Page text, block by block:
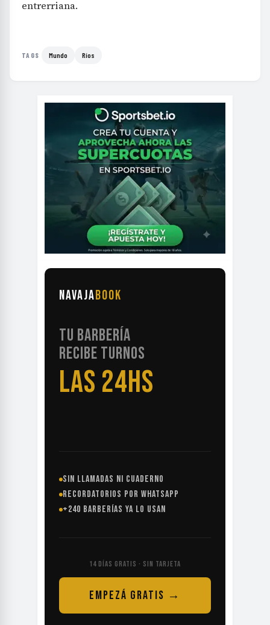
entrerriana.
TAGS Mundo Ríos
NAVAJABOOK
TU BARBERÍA
RECIBE TURNOS
LAS 24HS
SIN LLAMADAS NI CUADERNO
RECORDATORIOS POR WHATSAPP
+240 BARBERÍAS YA LO USAN
14 DÍAS GRATIS · SIN TARJETA
EMPEZÁ GRATIS →